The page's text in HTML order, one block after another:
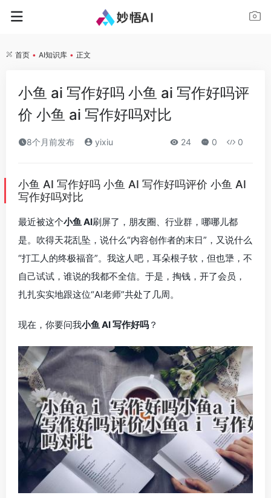
首页 • AI知识库 • 正文
小鱼 ai 写作好吗 小鱼 ai 写作好吗评
价 小鱼 ai 写作好吗对比
8个月前发布 yixiu 24 0 0
小鱼 AI 写作好吗 小鱼 AI 写作好吗评价 小鱼 AI
写作好吗对比
最近被这个小鱼 AI刷屏了，朋友圈、行业群，哪哪儿都
是。吹得天花乱坠，说什么“内容创作者的末日”，又说什么
“打工人的终极福音”。我这人吧，耳朵根子软，但也犟，不
自己试试，谁说的我都不全信。于是，掏钱，开了会员，
扎扎实实地跟这位“AI老师”共处了几周。
现在，你要问我小鱼 AI 写作好吗 ？